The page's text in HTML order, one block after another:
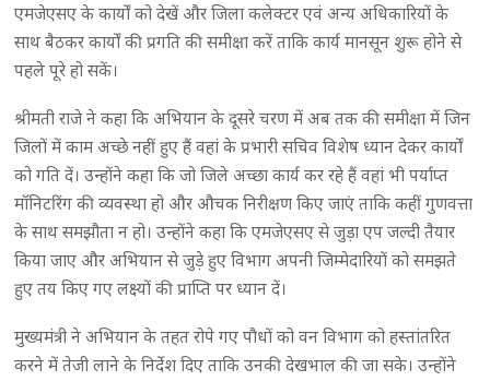
एमजेएसए के कार्यों को देखें और जिला कलेक्टर एवं अन्य अधिकारियों के
साथ बैठकर कार्यों की प्रगति की समीक्षा करें ताकि कार्य मानसून शुरू होने से
पहले पूरे हो सकें।
श्रीमती राजे ने कहा कि अभियान के दूसरे चरण में अब तक की समीक्षा में जिन
जिलों में काम अच्छे नहीं हुए हैं वहां के प्रभारी सचिव विशेष ध्यान देकर कार्यों
को गति दें। उन्होंने कहा कि जो जिले अच्छा कार्य कर रहे हैं वहां भी पर्याप्त
मॉनिटरिंग की व्यवस्था हो और औचक निरीक्षण किए जाएं ताकि कहीं गुणवत्ता
के साथ समझौता न हो। उन्होंने कहा कि एमजेएसए से जुड़ा एप जल्दी तैयार
किया जाए और अभियान से जुड़े हुए विभाग अपनी जिम्मेदारियों को समझते
हुए तय किए गए लक्ष्यों की प्राप्ति पर ध्यान दें।
मुख्यमंत्री ने अभियान के तहत रोपे गए पौधों को वन विभाग को हस्तांतरित
करने में तेजी लाने के निर्देश दिए ताकि उनकी देखभाल की जा सके। उन्होंने